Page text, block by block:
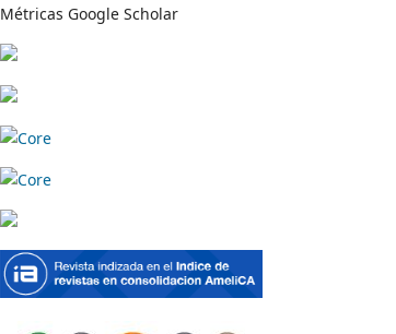
Métricas Google Scholar